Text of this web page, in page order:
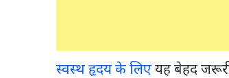
स्वस्थ हृदय के लिएयह बेहद